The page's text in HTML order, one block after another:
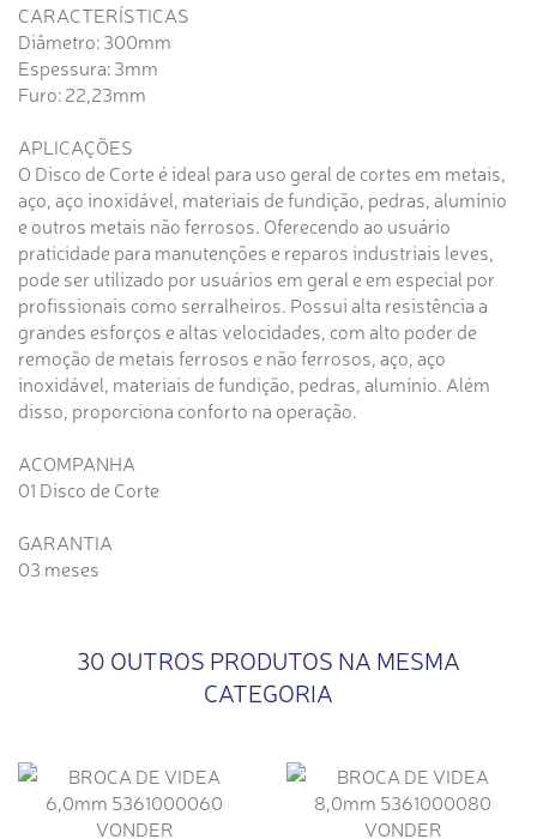
CARACTERÍSTICAS
Diâmetro: 300mm
Espessura: 3mm
Furo: 22,23mm
APLICAÇÕES
O Disco de Corte é ideal para uso geral de cortes em metais,
aço, aço inoxidável, materiais de fundição, pedras, alumínio
e outros metais não ferrosos. Oferecendo ao usuário
praticidade para manutenções e reparos industriais leves,
pode ser utilizado por usuários em geral e em especial por
profissionais como serralheiros. Possui alta resistência a
grandes esforços e altas velocidades, com alto poder de
remoção de metais ferrosos e não ferrosos, aço, aço
inoxidável, materiais de fundição, pedras, alumínio. Além
disso, proporciona conforto na operação.
ACOMPANHA
01 Disco de Corte
GARANTIA
03 meses
30 OUTROS PRODUTOS NA MESMA
CATEGORIA